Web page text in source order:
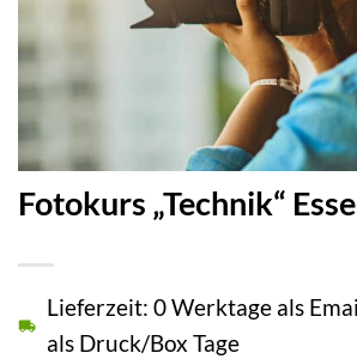
Fotokurs „Technik“
Lieferzeit: 0 Werktage als
als Druck/Box Tage